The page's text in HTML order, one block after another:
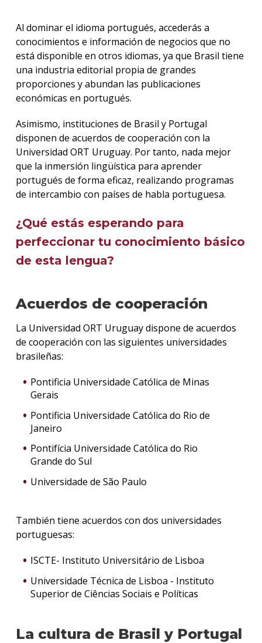
Al dominar el idioma portugués, accederás a
conocimientos e información de negocios que no
está disponible en otros idiomas, ya que Brasil tiene
una industria editorial propia de grandes
proporciones y abundan las publicaciones
económicas en portugués.
Asimismo, instituciones de Brasil y Portugal
disponen de acuerdos de cooperación con la
Universidad ORT Uruguay. Por tanto, nada mejor
que la inmersión lingüística para aprender
portugués de forma eficaz, realizando programas
de intercambio con países de habla portuguesa.
¿Qué estás esperando para
perfeccionar tu conocimiento básico
de esta lengua?
Acuerdos de cooperación
La Universidad ORT Uruguay dispone de acuerdos
de cooperación con las siguientes universidades
brasileñas:
Pontificia Universidade Católica de Minas
Gerais
Pontificia Universidade Católica do Rio de
Janeiro
Pontifícia Universidade Católica do Rio
Grande do Sul
Universidade de São Paulo
También tiene acuerdos con dos universidades
portuguesas:
ISCTE- Instituto Universitário de Lisboa
Universidade Técnica de Lisboa - Instituto
Superior de Ciências Sociais e Políticas
La cultura de Brasil y Portugal